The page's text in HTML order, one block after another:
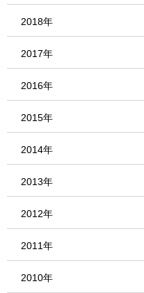
2018年
2017年
2016年
2015年
2014年
2013年
2012年
2011年
2010年